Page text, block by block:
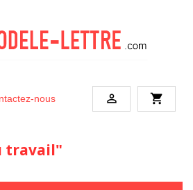
nous  shopping_cart
travail"